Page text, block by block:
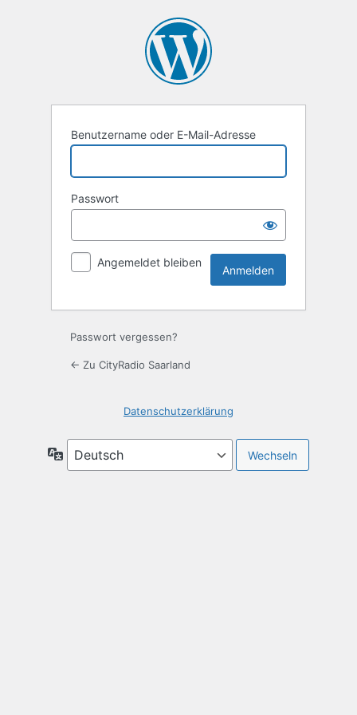
Benutzername oder E-Mail-Adresse
Passwort
Angemeldet bleiben
Passwort vergessen?
← Zu CityRadio Saarland
Datenschutzerklärung
Sprache